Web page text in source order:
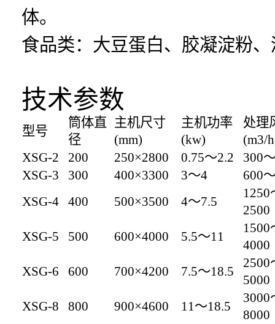
体。
食品类：大豆蛋白、胶凝淀粉
技术参数
型号
筒体直
径
主机尺寸
(mm)
主机功率
(kw)
处理
(m3/
XSG-2
200 250×2800 0.75～2.2
300
XSG-3
300 400×3300 3～4
600
XSG-4
400 500×3500 4～7.5
1250
2500
XSG-5
500 600×4000 5.5～11
1500
4000
XSG-6
600 700×4200 7.5～18.5
2500
5000
XSG-8
800 900×4600 11～18.5
3000
8000